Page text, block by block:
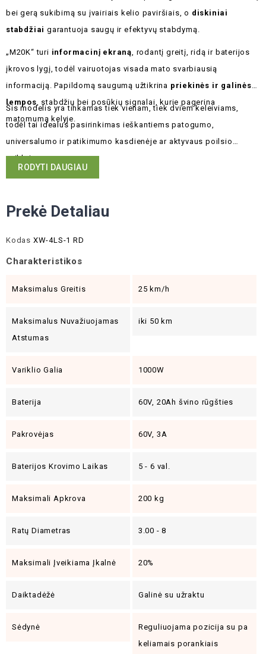
bei gerą sukibimą su įvairiais kelio paviršiais, o diskiniai
stabdžiai garantuoja saugų ir efektyvų stabdymą.
„M20K“ turi informacinį ekraną , rodantį greitį, ridą ir baterijos
įkrovos lygį, todėl vairuotojas visada mato svarbiausią
informaciją. Papildomą saugumą užtikrina priekinės ir galinės
lempos , stabdžių bei posūkių signalai, kurie pagerina
matomumą kelyje.
Šis modelis yra tinkamas tiek vienam, tiek dviem keleiviams,
todėl tai idealus pasirinkimas ieškantiems patogumo,
universalumo ir patikimumo kasdienėje ar aktyvaus poilsio
veikloje.
RODYTI DAUGIAU
Prekė Detaliau
Kodas XW-4LS-1 RD
Charakteristikos
Maksimalus Greitis 25 km/h
Maksimalus Nuvažiuojamas
Atstumas
iki 50 km
Variklio Galia 1000W
Baterija 60V, 20Ah švino rūgšties
Pakrovėjas 60V, 3A
Baterijos Krovimo Laikas 5 - 6 val.
Maksimali Apkrova 200 kg
Ratų Diametras 3.00 - 8
Maksimali Įveikiama Įkalnė 20%
Daiktadėžė Galinė su užraktu
Sėdynė
Reguliuojama pozicija su pa
keliamais porankiais